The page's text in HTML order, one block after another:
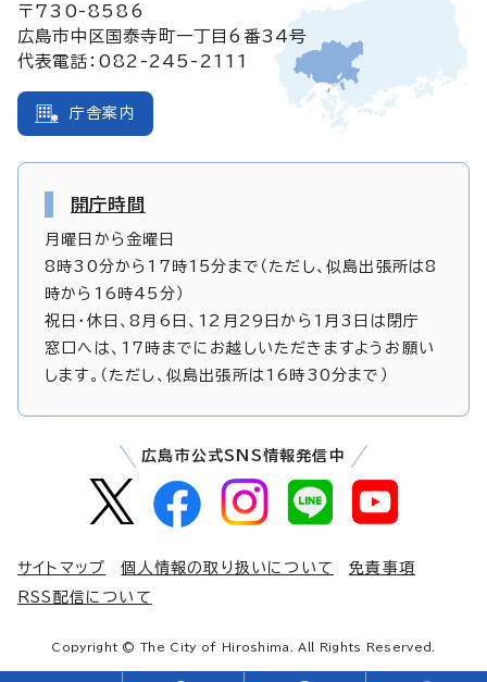
〒730-8586
広島市中区国泰寺町一丁目6番34号
代表電話：082-245-2111
庁舎案内
開庁時間
月曜日から金曜日
8時30分から17時15分まで（ただし、似島出張所は8
時から16時45分）
祝日・休日、8月6日、12月29日から1月3日は閉庁
窓口へは、17時までにお越しいただきますようお願い
します。（ただし、似島出張所は16時30分まで）
広島市公式SNS情報発信中
サイトマップ 個人情報の取り扱いについて
免責事項
RSS配信について
Copyright © The City of Hiroshima. All Rights Reserved.